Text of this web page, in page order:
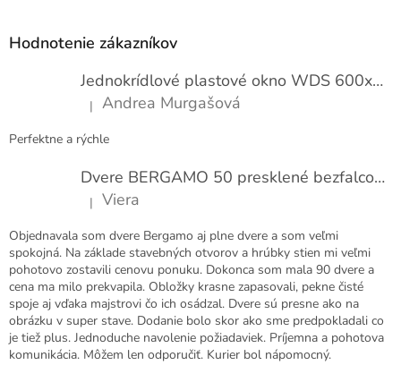
e
nHodnotenie zákazníkov
Jednokrídlové plastové okno WDS 600x1000
Hodnotenie produktu je 5 z 5 hviezdičiek.
| Andrea Murgašová
Perfektne a rýchle
Dvere BERGAMO 50 presklené bezfalcové EXTRA
Hodnotenie produktu je 5 z 5 hviezdičiek.
| Viera
Objednavala som dvere Bergamo aj plne dvere a som veľmi
spokojná. Na základe stavebných otvorov a hrúbky stien mi veľmi
pohotovo zostavili cenovu ponuku. Dokonca som mala 90 dvere a
cena ma milo prekvapila. Obložky krasne zapasovali, pekne čisté
spoje aj vďaka majstrovi čo ich osádzal. Dvere sú presne ako na
obrázku v super stave. Dodanie bolo skor ako sme predpokladali co
je tiež plus. Jednoduche navolenie požiadaviek. Príjemna a pohotova
komunikácia. Môžem len odporučiť. Kurier bol nápomocný.